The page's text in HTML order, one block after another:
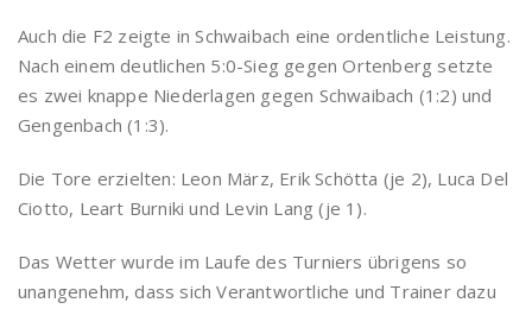
Auch die F2 zeigte in Schwaibach eine ordentliche Leistung.
Nach einem deutlichen 5:0-Sieg gegen Ortenberg setzte
es zwei knappe Niederlagen gegen Schwaibach (1:2) und
Gengenbach (1:3).
Die Tore erzielten: Leon März, Erik Schötta (je 2), Luca Del
Ciotto, Leart Burniki und Levin Lang (je 1).
Das Wetter wurde im Laufe des Turniers übrigens so
unangenehm, dass sich Verantwortliche und Trainer dazu